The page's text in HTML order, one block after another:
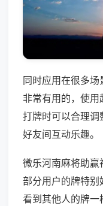
同时应用在很多
非常有用的，使
打牌时可以合理调
好友间互动乐趣。
微乐河南麻将助赢
部分用户的牌特
看到其他人的牌